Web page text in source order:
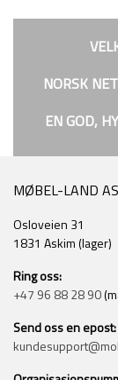
NORSK
EN GOD,
MØBEL-LAND AS
Osloveien 31
1831 Askim (lager)
Ring oss:
+47 96 88 28 90
Send oss en epost: